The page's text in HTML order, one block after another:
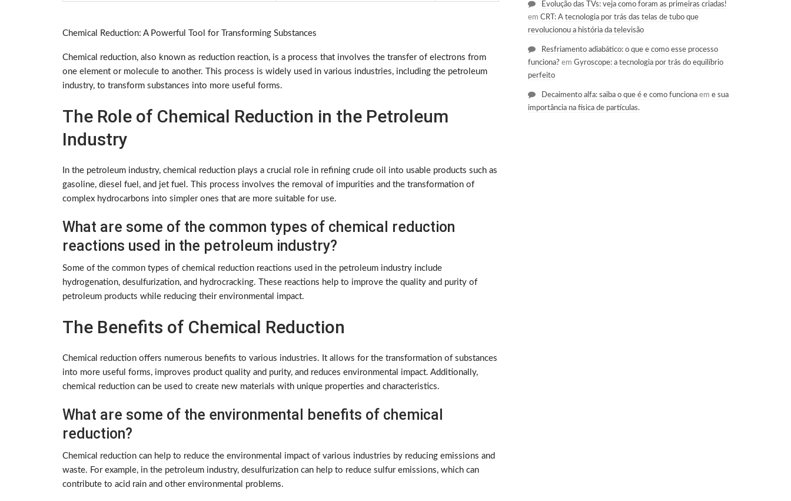
Chemical Reduction: A Powerful Tool for Transforming Substances
Chemical reduction, also known as reduction reaction, is a process that involves the transfer of electrons from
one element or molecule to another. This process is widely used in various industries, including the petroleum
industry, to transform substances into more useful forms.
The Role of Chemical Reduction in the Petroleum
Industry
In the petroleum industry, chemical reduction plays a crucial role in refining crude oil into usable products such as
gasoline, diesel fuel, and jet fuel. This process involves the removal of impurities and the transformation of
complex hydrocarbons into simpler ones that are more suitable for use.
What are some of the common types of chemical reduction
reactions used in the petroleum industry?
Some of the common types of chemical reduction reactions used in the petroleum industry include
hydrogenation, desulfurization, and hydrocracking. These reactions help to improve the quality and purity of
petroleum products while reducing their environmental impact.
The Benefits of Chemical Reduction
Chemical reduction offers numerous benefits to various industries. It allows for the transformation of substances
into more useful forms, improves product quality and purity, and reduces environmental impact. Additionally,
chemical reduction can be used to create new materials with unique properties and characteristics.
What are some of the environmental benefits of chemical
reduction?
Chemical reduction can help to reduce the environmental impact of various industries by reducing emissions and
waste. For example, in the petroleum industry, desulfurization can help to reduce sulfur emissions, which can
contribute to acid rain and other environmental problems.
Evolução das TVs: veja como foram as primeiras criadas!
em CRT: A tecnologia por trás das telas de tubo que
revolucionou a história da televisão
Resfriamento adiabático: o que e como esse processo
funciona?em Gyroscope: a tecnologia por trás do equilíbrio
perfeito
Decaimento alfa: saiba o que é e como funcionaem e sua
importância na física de partículas.